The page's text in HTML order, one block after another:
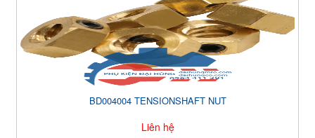
BD004004 TENSIONSHAFT NUT
Liên hệ